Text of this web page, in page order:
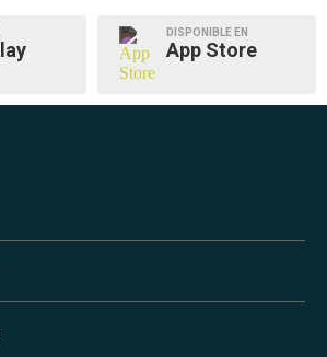
DISPONIBLE EN
App Store